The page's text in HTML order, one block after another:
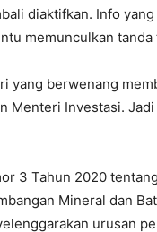
diaktifkan. Info
memunculkan tanda
yang berwenang
Menteri Investasi.
3 Tahun 2020
Mineral dan
urusan